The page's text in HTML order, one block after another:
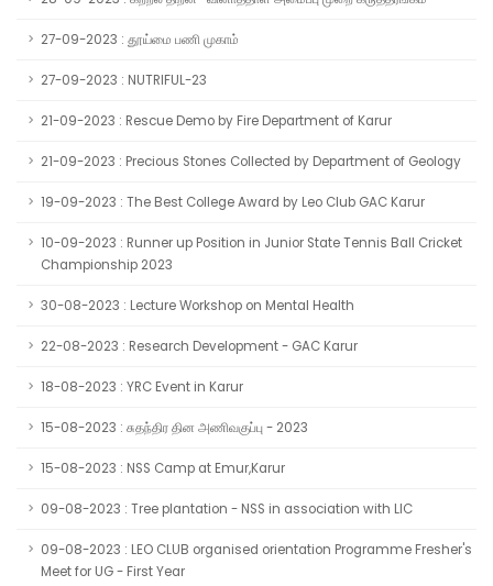
27-09-2023 : தூய்மை பணி முகாம்
27-09-2023 : NUTRIFUL-23
21-09-2023 : Rescue Demo by Fire Department of Karur
21-09-2023 : Precious Stones Collected by Department of Geology
19-09-2023 : The Best College Award by Leo Club GAC Karur
10-09-2023 : Runner up Position in Junior State Tennis Ball Cricket
Championship 2023
30-08-2023 : Lecture Workshop on Mental Health
22-08-2023 : Research Development - GAC Karur
18-08-2023 : YRC Event in Karur
15-08-2023 : சுதந்திர தின அணிவகுப்பு - 2023
15-08-2023 : NSS Camp at Emur,Karur
09-08-2023 : Tree plantation - NSS in association with LIC
09-08-2023 : LEO CLUB organised orientation Programme Fresher's
Meet for UG - First Year